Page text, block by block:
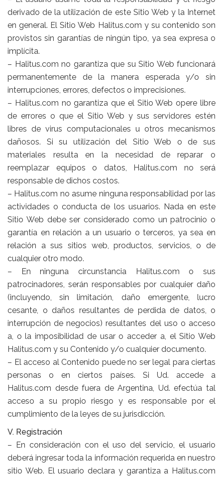
derivado de la utilización de este Sitio Web y la Internet
en general. El Sitio Web Halitus.com y su contenido son
provistos sin garantías de ningún tipo, ya sea expresa o
implícita.
– Halitus.com no garantiza que su Sitio Web funcionará
permanentemente de la manera esperada y/o sin
interrupciones, errores, defectos o imprecisiones.
– Halitus.com no garantiza que el Sitio Web opere libre
de errores o que el Sitio Web y sus servidores estén
libres de virus computacionales u otros mecanismos
dañosos. Si su utilización del Sitio Web o de sus
materiales resulta en la necesidad de reparar o
reemplazar equipos o datos, Halitus.com no será
responsable de dichos costos.
– Halitus.com no asume ninguna responsabilidad por las
actividades o conducta de los usuarios. Nada en este
Sitio Web debe ser considerado como un patrocinio o
garantía en relación a un usuario o terceros, ya sea en
relación a sus sitios web, productos, servicios, o de
cualquier otro modo.
– En ninguna circunstancia Halitus.com o sus
patrocinadores, serán responsables por cualquier daño
(incluyendo, sin limitación, daño emergente, lucro
cesante, o daños resultantes de perdida de datos, o
interrupción de negocios) resultantes del uso o acceso
a, o la imposibilidad de usar o acceder a, el Sitio Web
Halitus.com y su Contenido y/o cualquier documento.
– El acceso al Contenido puede no ser legal para ciertas
personas o en ciertos países. Si Ud. accede a
Halitus.com desde fuera de Argentina, Ud. efectúa tal
acceso a su propio riesgo y es responsable por el
cumplimiento de la leyes de su jurisdicción.
V. Registración
– En consideración con el uso del servicio, el usuario
deberá ingresar toda la información requerida en nuestro
sitio Web. El usuario declara y garantiza a Halitus.com